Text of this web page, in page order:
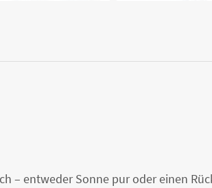
– entweder Sonne pur oder einen